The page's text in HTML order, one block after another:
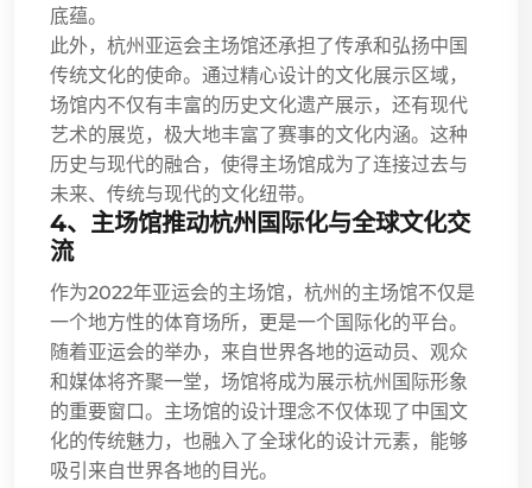
底蕴。
此外，杭州亚运会主场馆还承担了传承和弘扬中国
传统文化的使命。通过精心设计的文化展示区域，
场馆内不仅有丰富的历史文化遗产展示，还有现代
艺术的展览，极大地丰富了赛事的文化内涵。这种
历史与现代的融合，使得主场馆成为了连接过去与
未来、传统与现代的文化纽带。
4、主场馆推动杭州国际化与全球文化交
流
作为2022年亚运会的主场馆，杭州的主场馆不仅是
一个地方性的体育场所，更是一个国际化的平台。
随着亚运会的举办，来自世界各地的运动员、观众
和媒体将齐聚一堂，场馆将成为展示杭州国际形象
的重要窗口。主场馆的设计理念不仅体现了中国文
化的传统魅力，也融入了全球化的设计元素，能够
吸引来自世界各地的目光。